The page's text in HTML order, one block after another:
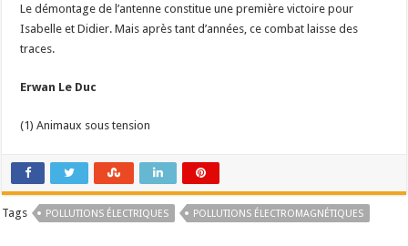
Le démontage de l’antenne constitue une première victoire pour
Isabelle et Didier. Mais après tant d’années, ce combat laisse des
traces.
Erwan Le Duc
(1) Animaux sous tension
Tags POLLUTIONS ÉLECTRIQUES POLLUTIONS ÉLECTROMAGNÉTIQUES